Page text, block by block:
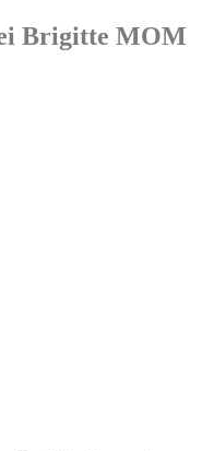
Brigitte MOM